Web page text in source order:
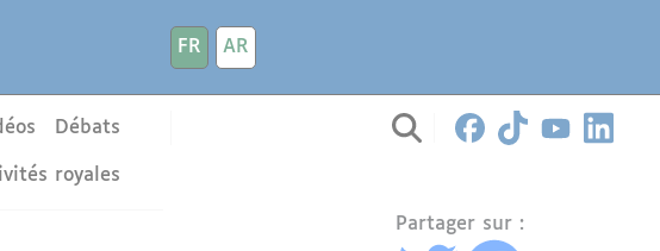
FR
AR
Débats
royales
Partager sur :